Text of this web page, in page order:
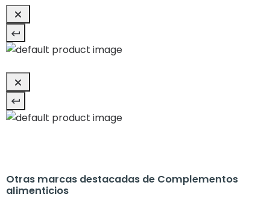
Otras marcas destacadas de Complementos
alimenticios